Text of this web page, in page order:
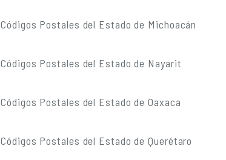
Códigos Postales del Estado de Michoacán
Códigos Postales del Estado de Nayarit
Códigos Postales del Estado de Oaxaca
Códigos Postales del Estado de Querétaro